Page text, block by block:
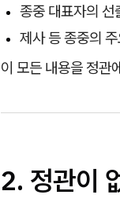
종중 대표자의 선
제사 등 종중의
이 모든 내용을 정관
2. 정관이